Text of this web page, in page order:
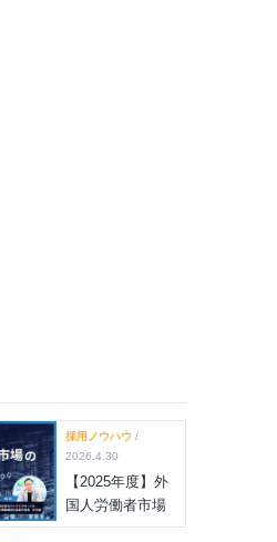
採用ノウハウ /
2026.4.30
【2025年度】外
国人労働者市場
の“分岐点”に！雇